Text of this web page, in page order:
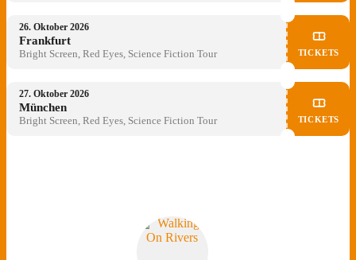
26. Oktober 2026
Frankfurt
Bright Screen, Red Eyes, Science Fiction Tour TICKETS
27. Oktober 2026
München
Bright Screen, Red Eyes, Science Fiction Tour TICKETS